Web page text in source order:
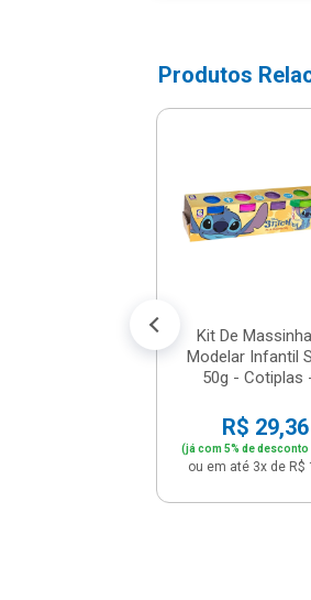
Produtos
Kit De
Modelar Infantil
50g - Cotiplas
R$ 29,36
(já com 5% de desconto
ou em até 3x de R$